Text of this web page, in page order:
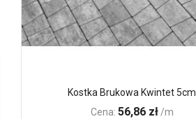
Kostka Brukowa Kwintet 5cm
Cena: 56,86 zł /m